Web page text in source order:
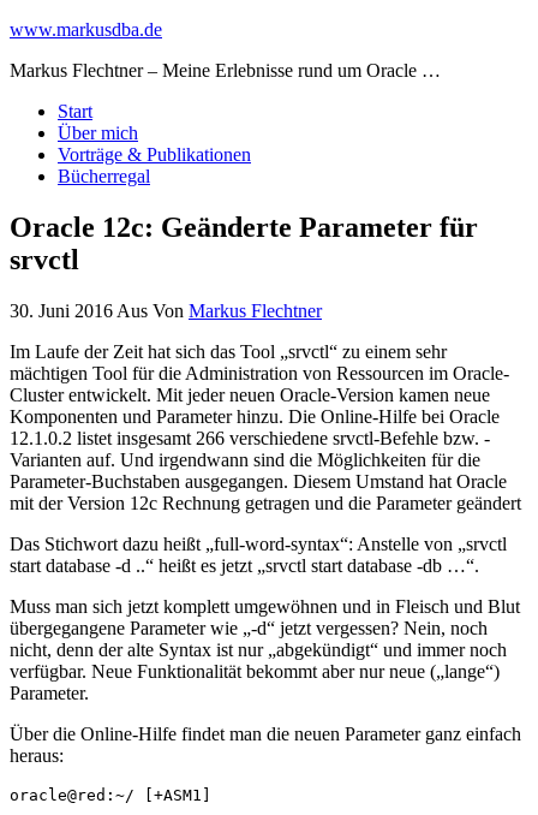
www.markusdba.de
Markus Flechtner – Meine Erlebnisse rund um Oracle …
Start
Über mich
Vorträge & Publikationen
Bücherregal
Oracle 12c: Geänderte Parameter für
srvctl
30. Juni 2016 Aus Von Markus Flechtner
Im Laufe der Zeit hat sich das Tool „srvctl“ zu einem sehr
mächtigen Tool für die Administration von Ressourcen im Oracle-
Cluster entwickelt. Mit jeder neuen Oracle-Version kamen neue
Komponenten und Parameter hinzu. Die Online-Hilfe bei Oracle
12.1.0.2 listet insgesamt 266 verschiedene srvctl-Befehle bzw. -
Varianten auf. Und irgendwann sind die Möglichkeiten für die
Parameter-Buchstaben ausgegangen. Diesem Umstand hat Oracle
mit der Version 12c Rechnung getragen und die Parameter geändert
Das Stichwort dazu heißt „full-word-syntax“: Anstelle von „srvctl
start database -d ..“ heißt es jetzt „srvctl start database -db …“.
Muss man sich jetzt komplett umgewöhnen und in Fleisch und Blut
übergegangene Parameter wie „-d“ jetzt vergessen? Nein, noch
nicht, denn der alte Syntax ist nur „abgekündigt“ und immer noch
verfügbar. Neue Funktionalität bekommt aber nur neue („lange“)
Parameter.
Über die Online-Hilfe findet man die neuen Parameter ganz einfach
heraus:
oracle@red:~/ [+ASM1]